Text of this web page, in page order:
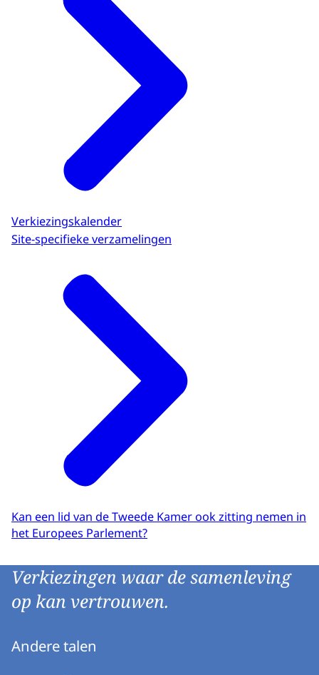
Verkiezingskalender
Site-specifieke verzamelingen
Kan een lid van de Tweede Kamer ook zitting nemen in
het Europees Parlement?
Verkiezingen waar de samenleving
op kan vertrouwen.
Andere talen